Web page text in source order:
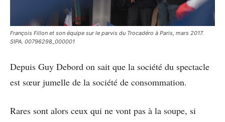
François Fillon et son équipe sur le parvis du Trocadéro à Paris, mars 2017.
SIPA. 00796298_000001
Depuis Guy Debord on sait que la société du spectacle
est sœur jumelle de la société de consommation.
Rares sont alors ceux qui ne vont pas à la soupe, si